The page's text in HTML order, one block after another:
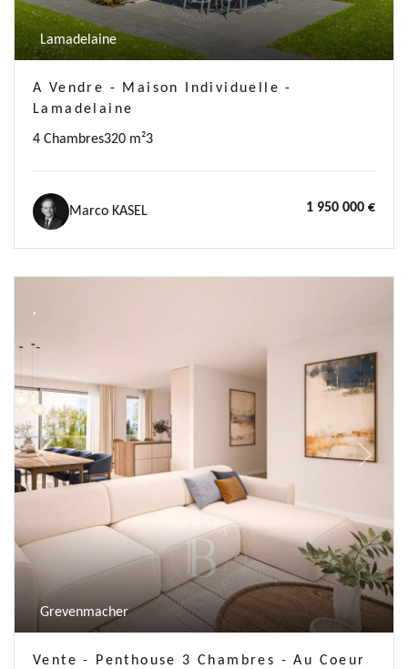
Lamadelaine
A Vendre - Maison Individuelle -
Lamadelaine
4 Chambres320 m²3
Marco KASEL 1 950 000 €
Previous Next
Grevenmacher
Vente - Penthouse 3 Chambres - Au Coeur